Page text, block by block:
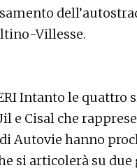
Villesse.
Intanto le quattro
e Cisal che
Autovie hanno
si articolerà su